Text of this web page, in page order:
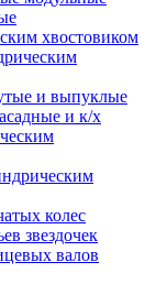
хвостовиком
и выпуклые
и к/х
колес
звездочек
валов